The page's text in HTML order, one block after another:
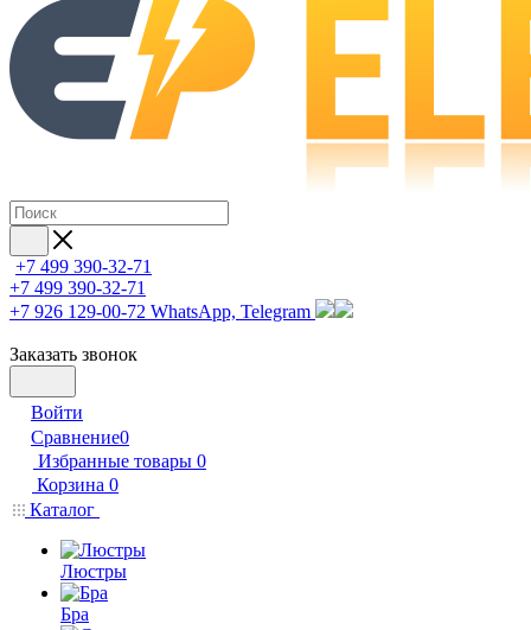
+7 499 390-32-71
+7 499 390-32-71
+7 926 129-00-72 WhatsApp, Telegram
Заказать звонок
Войти
Сравнение0
Избранные товары 0
Корзина 0
Каталог
Люстры
Бра